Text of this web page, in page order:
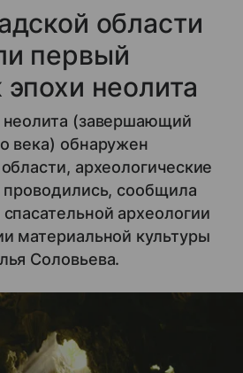
области
первый
неолита
неолита (завершающий
века) обнаружен
археологические
проводились, сообщила
археологии
материальной культуры
Соловьева.